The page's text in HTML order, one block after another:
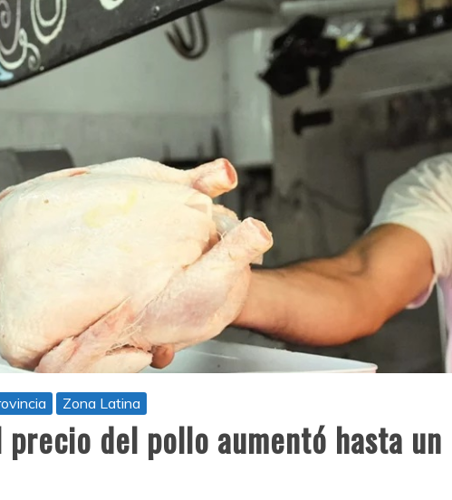
Zona Latina
precio del pollo aumentó hasta un